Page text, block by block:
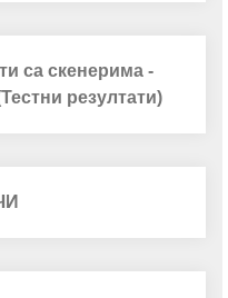
са скенерима -
резултати)